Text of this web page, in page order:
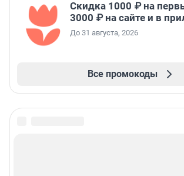
Скидка 1000 ₽ на
3000 ₽ на сайте и в
До 31 августа, 2026
Все промокоды